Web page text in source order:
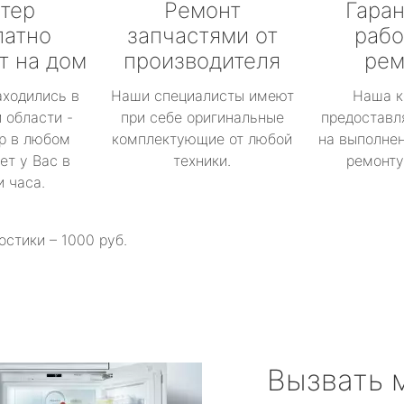
на дом
в
-
в любом
у Вас в
часа.
Ремонт
запчастями от
производителя
Наши специалисты имеют
при себе оригинальные
комплектующие от любой
техники.
Наша
на
– 1000 руб.
Вызвать